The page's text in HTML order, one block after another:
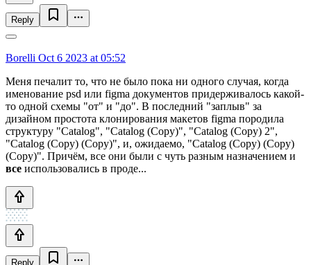
Reply
Borelli Oct 6 2023 at 05:52
Меня печалит то, что не было пока ни одного случая, когда
именование psd или figma документов придерживалось какой-
то одной схемы "от" и "до". В последний "заплыв" за
дизайном простота клонирования макетов figma породила
структуру "Catalog", "Catalog (Copy)", "Catalog (Copy) 2",
"Catalog (Copy) (Copy)", и, ожидаемо, "Catalog (Copy) (Copy)
(Copy)". Причём, все они были с чуть разным назначением и
все использовались в проде...
Reply